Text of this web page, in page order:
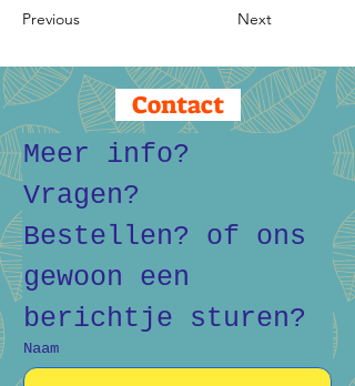
Previous Next
Contact
Meer info?
Vragen?
Bestellen? of ons
gewoon een
berichtje sturen?
Naam